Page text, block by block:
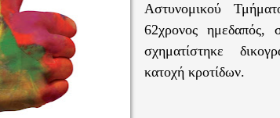
Αστυνομικού
62χρονος ημεδαπός,
σχηματίστηκε
κατοχή κροτίδων.